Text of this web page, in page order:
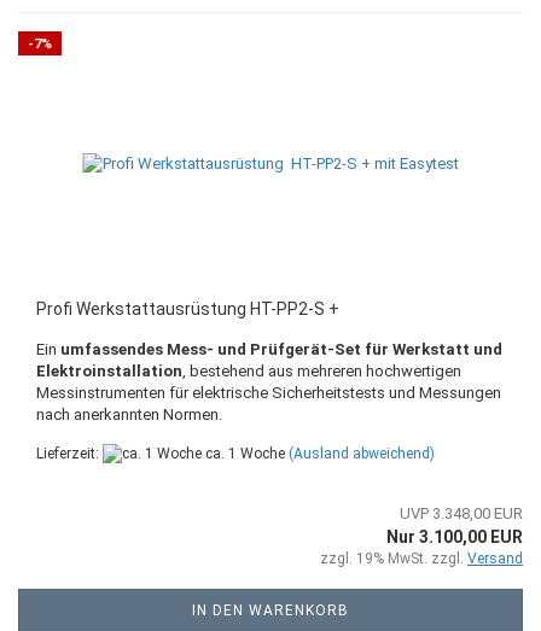
-7%
Profi Werkstattausrüstung HT-PP2-S +
Ein umfassendes Mess- und Prüfgerät-Set für Werkstatt und
Elektroinstallation , bestehend aus mehreren hochwertigen
Messinstrumenten für elektrische Sicherheitstests und Messungen
nach anerkannten Normen.
Lieferzeit: ca. 1 Woche (Ausland abweichend)
UVP 3.348,00 EUR
Nur 3.100,00 EUR
zzgl. 19% MwSt. zzgl. Versand
IN DEN WARENKORB